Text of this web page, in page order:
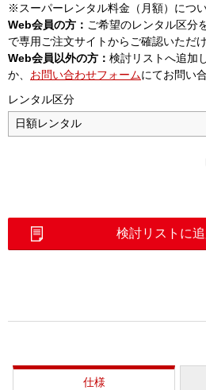
※スーパーレンタル料金（月額）につ
Web会員の方： ご希望のレンタル区分
で専用ご注文サイトからご確認いただ
Web会員以外の方： 検討リストへ追加
か、 お問い合わせフォームにてお問い
レンタル区分
検討リストに
仕様